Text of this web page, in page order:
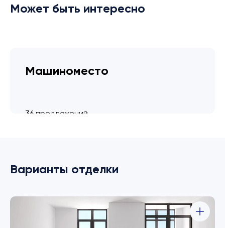
Может быть интересно
Машиноместо
36 предложений
Варианты отделки